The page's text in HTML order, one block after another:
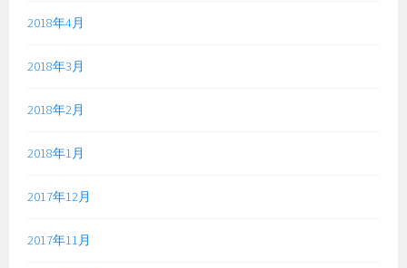
2018年4月
2018年3月
2018年2月
2018年1月
2017年12月
2017年11月